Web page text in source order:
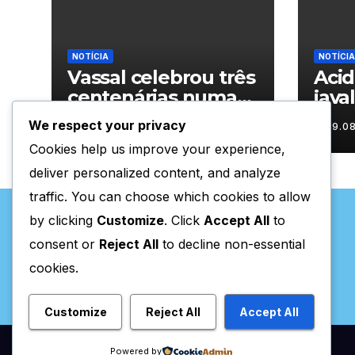
NOTÍCIA
Vassal celebrou três
centenárias numa
homenagem a um
século de histórias
09.08.2026
NOTÍCIA
Valpaços Online
We respect your privacy
Cookies help us improve your experience,
deliver personalized content, and analyze
traffic. You can choose which cookies to allow
by clicking Customize. Click Accept All to
consent or Reject All to decline non-essential
cookies.
Customize Reject All Accept All
Powered by